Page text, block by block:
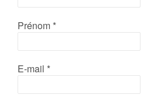
Prénom *
E-mail *